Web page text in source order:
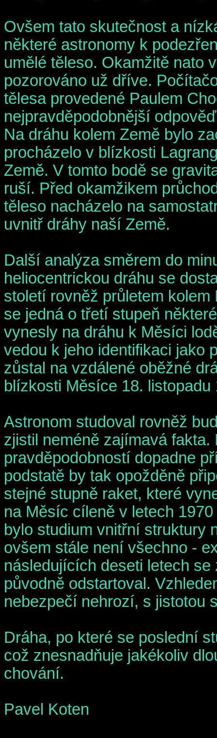
Ovšem tato skutečnost a
některé astronomy k
umělé těleso. Okamžitě nato
pozorováno už dříve.
tělesa provedené Paulem
nejpravděpodobnější
Na dráhu kolem Země bylo
procházelo v blízkosti
Země. V tomto bodě se
ruší. Před okamžikem
těleso nacházelo na
uvnitř dráhy naší Země.
Další analýza směrem do
heliocentrickou dráhu se
století rovněž průletem
se jedná o třetí stupeň
vynesly na dráhu k Měsíci
vedou k jeho identifikaci jako
zůstal na vzdálené oběžné
blízkosti Měsíce 18. listopadu
Astronom studoval rovněž
zjistil neméně zajímavá
pravděpodobností dopadne
podstatě by tak opožděně
stejné stupně raket, které
na Měsíc cíleně v letech
bylo studium vnitřní struktury
ovšem stále není všechno -
následujících deseti letech
původně odstartoval.
nebezpečí nehrozí, s jistotou
Dráha, po které se poslední
což znesnadňuje jakékoliv
chování.
Pavel Koten